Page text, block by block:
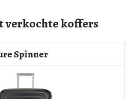
verkochte koffers
Spinner